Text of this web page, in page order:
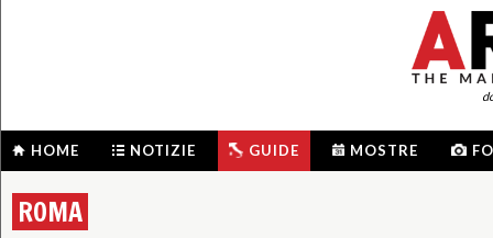
HOME NOTIZIE GUIDE MOSTRE
ROMA